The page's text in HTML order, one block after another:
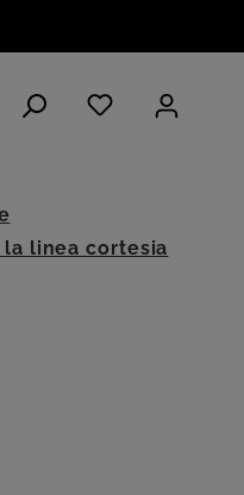
linea cortesia